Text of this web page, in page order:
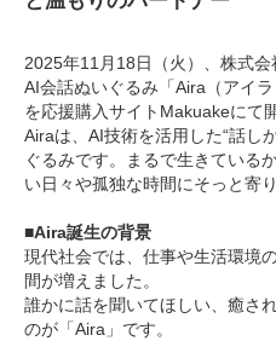
2025年11月18日（火）、株式会
AI会話ぬいぐるみ「Aira（アイ
を応援購入サイトMakuakeにて
Airaは、AI技術を活用した“話し
ぐるみです。まるで生きている
い日々や孤独な時間にそっと寄
■Aira誕生の背景
現代社会では、仕事や生活環境
間が増えました。
誰かに話を聞いてほしい、癒
のが「Aira」です。